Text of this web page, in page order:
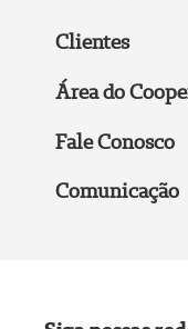
Clientes
Área do
Fale Conosco
Comunicação